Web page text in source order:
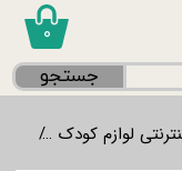
۰
جستجو
لوازم کودک